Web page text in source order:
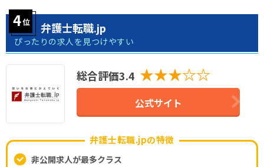
弁護士転職.jp
ぴったりの求人を見つけやすい
総合評価3.4 ★★★☆☆
公式サイト
弁護士転職.jpの特徴
非公開求人が最多クラス